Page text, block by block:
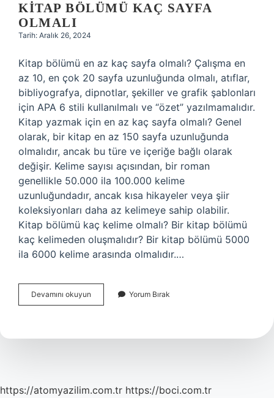
KITAP BÖLÜMÜ KAÇ SAYFA
OLMALI
Tarih: Aralık 26, 2024
Kitap bölümü en az kaç sayfa olmalı? Çalışma en
az 10, en çok 20 sayfa uzunluğunda olmalı, atıflar,
bibliyografya, dipnotlar, şekiller ve grafik şablonları
için APA 6 stili kullanılmalı ve “özet” yazılmamalıdır.
Kitap yazmak için en az kaç sayfa olmalı? Genel
olarak, bir kitap en az 150 sayfa uzunluğunda
olmalıdır, ancak bu türe ve içeriğe bağlı olarak
değişir. Kelime sayısı açısından, bir roman
genellikle 50.000 ila 100.000 kelime
uzunluğundadır, ancak kısa hikayeler veya şiir
koleksiyonları daha az kelimeye sahip olabilir.
Kitap bölümü kaç kelime olmalı? Bir kitap bölümü
kaç kelimeden oluşmalıdır? Bir kitap bölümü 5000
ila 6000 kelime arasında olmalıdır.…
Devamını okuyun
Bölümü
Olmalı
Yorum Bırak
https://atomyazilim.com.tr https://boci.com.tr